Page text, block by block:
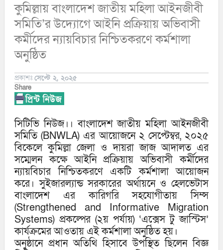
কুমিল্লায় বাংলাদেশ জাতীয় মহিলা আইনজীবী
সমিতি’র উদ্যোগে আইনি প্রক্রিয়ায় অভিবাসী
কর্মীদের ন্যায়বিচার নিশ্চিতকরণে কর্মশালা
অনুষ্ঠিত
প্রকাশঃ সেপ্টে ২, ২০২৫
Share
সিটিভি নিউজ।। বাংলাদেশ জাতীয় মহিলা আইনজীবী
সমিতি (BNWLA) এর আয়োজনে ২ সেপ্টেম্বর, ২০২৫
বিকেলে কুমিল্লা জেলা ও দায়রা জাজ আদালত এর
সম্মেলন কক্ষে আইনি প্রক্রিয়ায় অভিবাসী কর্মীদের
ন্যায়বিচার নিশ্চিতকরণে একটি কর্মশালা আয়োজন
করে। সুইজারল্যান্ড সরকারের অর্থায়নে ও হেলভেটাস
বাংলাদেশ এর কারিগরি সহযোগীতায় সিম্স
(Strengthened and Informative Migration
Systems) প্রকল্পের (২য় পর্যায়) ‘এক্সেস টু জাস্টিস’
কার্যক্রমের আওতায় এই কর্মশালা অনুষ্ঠিত হয়।
অনুষ্ঠানে প্রধান অতিথি হিসাবে উপস্থিত ছিলেন বিজ্ঞ